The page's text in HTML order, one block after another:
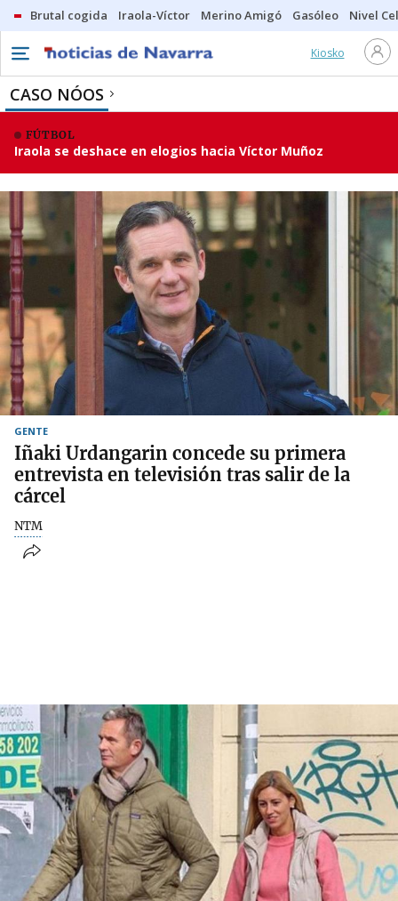
Brutal cogida Iraola-Víctor Merino Amigó Gasóleo Nivel
Kiosko
CASO NÓOS
FÚTBOL
Iraola se deshace en elogios hacia Víctor Muñoz
GENTE
Iñaki Urdangarin concede su primera
entrevista en televisión tras salir de la
cárcel
NTM